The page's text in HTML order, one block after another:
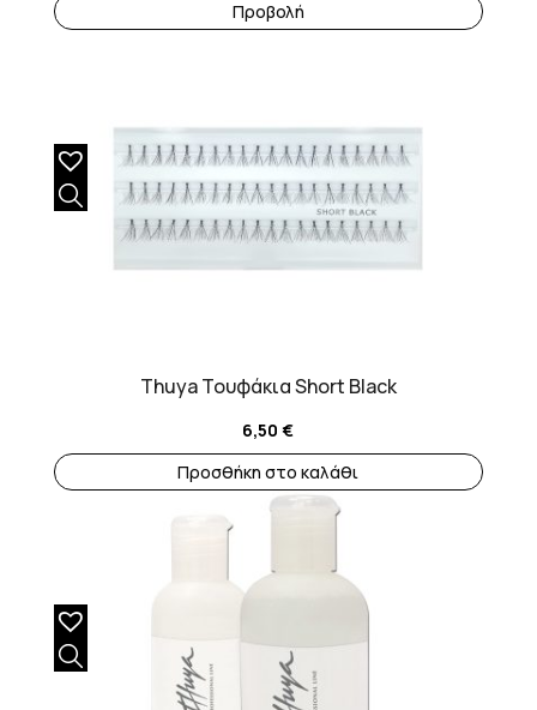
Προβολή
Thuya Τουφάκια Short Black
6,50€
Προσθήκη στο καλάθι